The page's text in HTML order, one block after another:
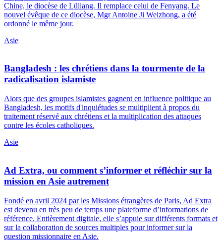
Chine, le diocèse de Lüliang. Il remplace celui de Fenyang. Le
nouvel évêque de ce diocèse, Mgr Antoine Ji Weizhong, a été
ordonné le même jour.
Asie
Bangladesh : les chrétiens dans la tourmente de la
radicalisation islamiste
Alors que des groupes islamistes gagnent en influence politique au
Bangladesh, les motifs d'inquiétudes se multiplient à propos du
traitement réservé aux chrétiens et la multiplication des attaques
contre les écoles catholiques.
Asie
Ad Extra, ou comment s’informer et réfléchir sur la
mission en Asie autrement
Fondé en avril 2024 par les Missions étrangères de Paris, Ad Extra
est devenu en très peu de temps une plateforme d’informations de
référence. Entièrement digitale, elle s’appuie sur différents formats et
sur la collaboration de sources multiples pour informer sur la
question missionnaire en Asie.